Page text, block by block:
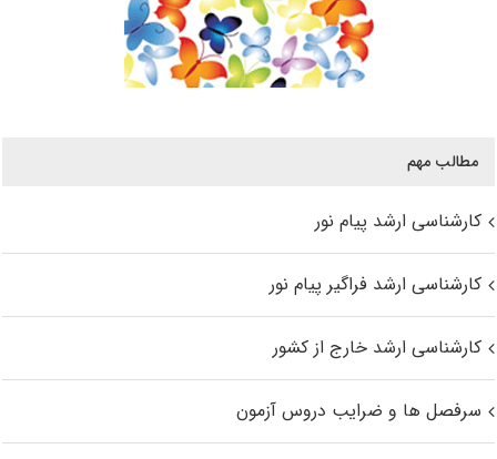
مطالب مهم
کارشناسی ارشد پیام نور
کارشناسی ارشد فراگیر پیام نور
کارشناسی ارشد خارج از کشور
سرفصل ها و ضرایب دروس آزمون